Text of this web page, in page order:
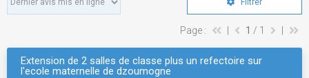
Filtrer
Page : 1 / 1
Extension de 2 salles de classe plus un refectoire sur
l'ecole maternelle de dzoumogne